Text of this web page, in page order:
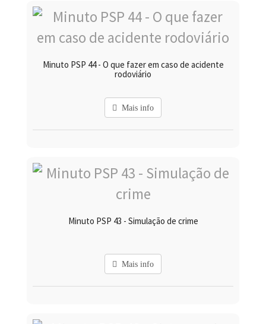
Minuto PSP 44 - O que fazer em caso de acidente
rodoviário
Mais info
Minuto PSP 43 - Simulação de crime
Mais info